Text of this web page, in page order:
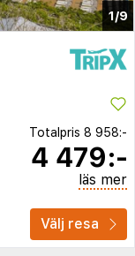
1/9
Totalpris 8 958:-
4 479:-
läs mer
Välj resa